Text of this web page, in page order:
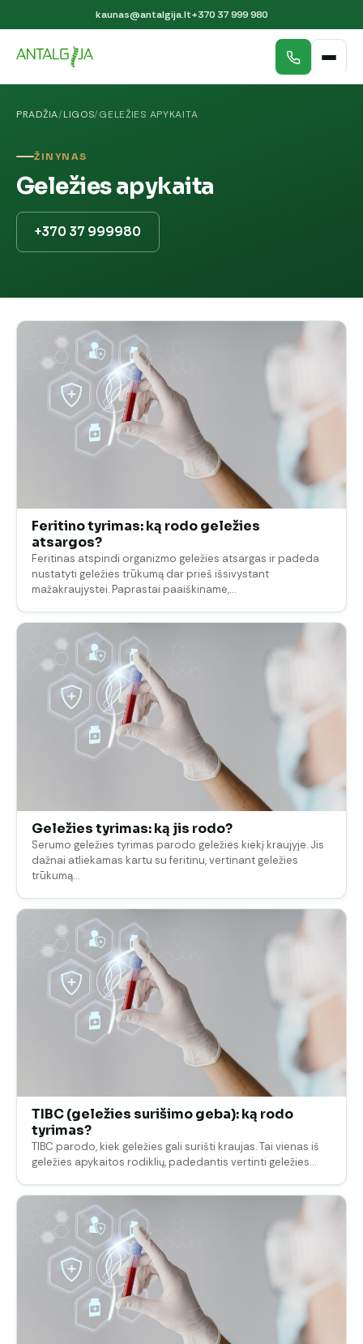
kaunas@antalgija.lt+370 37 999 980
PRADŽIA/LIGOS/GELEŽIES APYKAITA
ŽINYNAS
Geležies apykaita
+370 37 999980
Feritino tyrimas: ką rodo geležies
atsargos?
Feritinas atspindi organizmo geležies atsargas ir padeda
nustatyti geležies trūkumą dar prieš išsivystant
mažakraujystei. Paprastai paaiškiname,…
Geležies tyrimas: ką jis rodo?
Serumo geležies tyrimas parodo geležies kiekį kraujyje. Jis
dažnai atliekamas kartu su feritinu, vertinant geležies
trūkumą…
TIBC (geležies surišimo geba): ką rodo
tyrimas?
TIBC parodo, kiek geležies gali surišti kraujas. Tai vienas iš
geležies apykaitos rodiklių, padedantis vertinti geležies…